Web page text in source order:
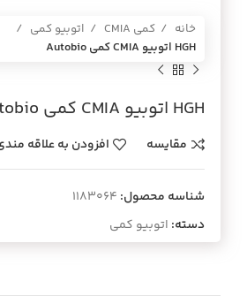
خانه کمی CMIA
اتوبیو کمی
HGH اتوبيو CMIA كمي Autobio
HGH اتوبيو CMIA كمي Autobio
مقایسه افزودن به علاقه
شناسه محصول: 1183064
دسته: اتوبیو کمی